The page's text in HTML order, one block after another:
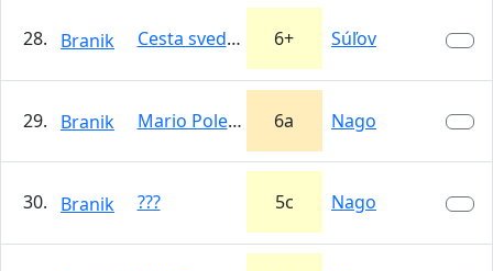
28. Branik Cesta svedkov liehovových 6+ Súľov
29. Branik Mario Polenta 6a Nago
30. Branik ??? 5c Nago